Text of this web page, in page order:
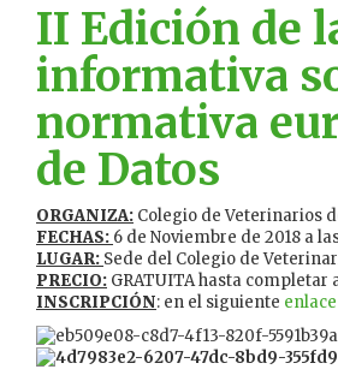
II Edición de
informativa
normativa
de Datos
ORGANIZA: Colegio de Veterinarios
FECHAS: 6 de Noviembre de 2018 a
LUGAR: Sede del Colegio de
PRECIO: GRATUITA hasta completar
INSCRIPCIÓN: en el siguiente enlace